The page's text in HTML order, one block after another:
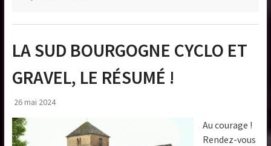
LA SUD BOURGOGNE CYCLO ET
GRAVEL, LE RÉSUMÉ !
26 mai 2024
Au courage !
Rendez-vous